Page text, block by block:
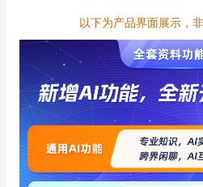
以下为产品界面展示，